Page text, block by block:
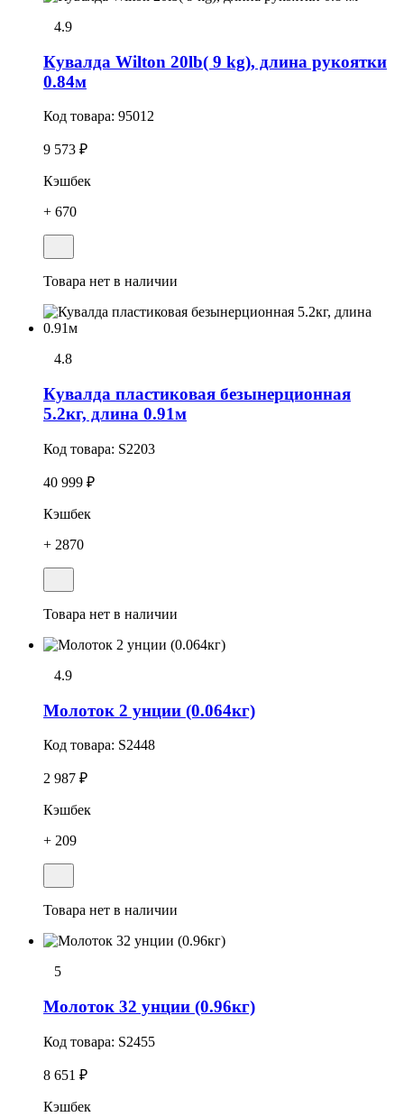
4.9
Кувалда Wilton 20lb( 9 kg), длина рукоятки
0.84м
Код товара: 95012
9 573 ₽
Кэшбек
+ 670
Товара нет в наличии
4.8
Кувалда пластиковая безынерционная
5.2кг, длина 0.91м
Код товара: S2203
40 999 ₽
Кэшбек
+ 2870
Товара нет в наличии
4.9
Молоток 2 унции (0.064кг)
Код товара: S2448
2 987 ₽
Кэшбек
+ 209
Товара нет в наличии
5
Молоток 32 унции (0.96кг)
Код товара: S2455
8 651 ₽
Кэшбек